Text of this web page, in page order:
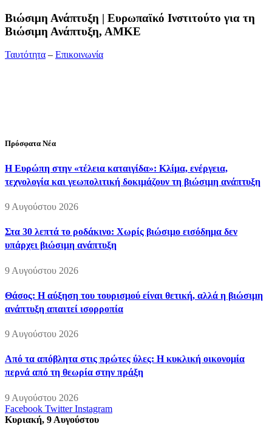
Bιώσιμη Ανάπτυξη | Ευρωπαϊκό Ινστιτούτο για τη
Βιώσιμη Ανάπτυξη, ΑΜΚΕ
Ταυτότητα – Επικοινωνία
Πρόσφατα Νέα
Η Ευρώπη στην «τέλεια καταιγίδα»: Κλίμα, ενέργεια,
τεχνολογία και γεωπολιτική δοκιμάζουν τη βιώσιμη ανάπτυξη
9 Αυγούστου 2026
Στα 30 λεπτά το ροδάκινο: Χωρίς βιώσιμο εισόδημα δεν
υπάρχει βιώσιμη ανάπτυξη
9 Αυγούστου 2026
Θάσος: Η αύξηση του τουρισμού είναι θετική, αλλά η βιώσιμη
ανάπτυξη απαιτεί ισορροπία
9 Αυγούστου 2026
Από τα απόβλητα στις πρώτες ύλες: Η κυκλική οικονομία
περνά από τη θεωρία στην πράξη
9 Αυγούστου 2026
Facebook Twitter Instagram
Κυριακή, 9 Αυγούστου